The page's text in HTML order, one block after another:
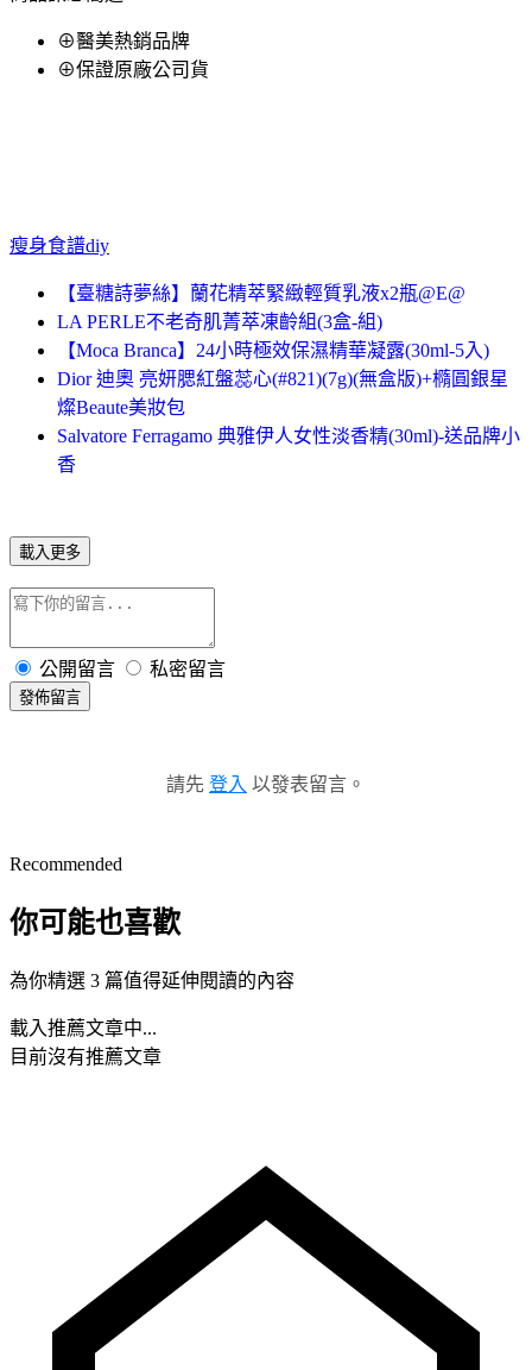
⊕醫美熱銷品牌
⊕保證原廠公司貨
瘦身食譜diy
【臺糖詩夢絲】蘭花精萃緊緻輕質乳液x2瓶@E@
LA PERLE不老奇肌菁萃凍齡組(3盒-組)
【Moca Branca】24小時極效保濕精華凝露(30ml-5入)
Dior 迪奧 亮妍腮紅盤蕊心(#821)(7g)(無盒版)+橢圓銀星
燦Beaute美妝包
Salvatore Ferragamo 典雅伊人女性淡香精(30ml)-送品牌小
香
載入更多
公開留言 私密留言
發佈留言
請先 登入 以發表留言。
Recommended
你可能也喜歡
為你精選 3 篇值得延伸閱讀的內容
載入推薦文章中...
目前沒有推薦文章